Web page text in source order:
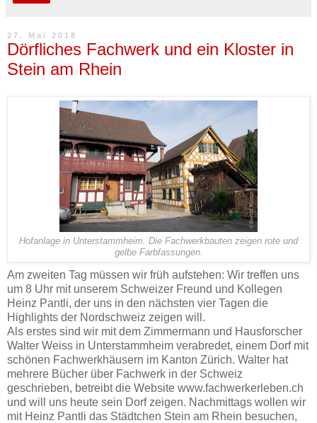
27. Mai 2018
Dörfliches Fachwerk und ein Kloster in
Stein am Rhein
Hofanlage in Unterstammheim. Die Fachwerkbauten zeigen rote und
gelbe Farbfassungen.
Am zweiten Tag müssen wir früh aufstehen: Wir treffen uns
um 8 Uhr mit unserem Schweizer Freund und Kollegen
Heinz Pantli, der uns in den nächsten vier Tagen die
Highlights der Nordschweiz zeigen will.
Als erstes sind wir mit dem Zimmermann und Hausforscher
Walter Weiss in Unterstammheim verabredet, einem Dorf mit
schönen Fachwerkhäusern im Kanton Zürich. Walter hat
mehrere Bücher über Fachwerk in der Schweiz
geschrieben, betreibt die Website www.fachwerkerleben.ch
und will uns heute sein Dorf zeigen. Nachmittags wollen wir
mit Heinz Pantli das Städtchen Stein am Rhein besuchen,